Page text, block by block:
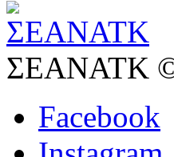
ΣΕΑΝΑΤΚ
Facebook